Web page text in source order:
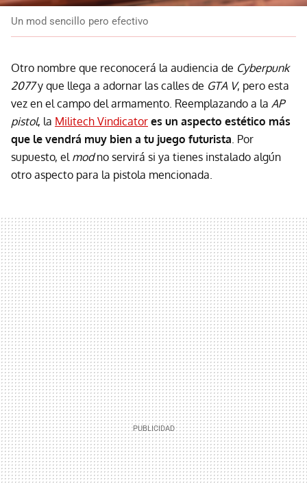
Un mod sencillo pero efectivo
Otro nombre que reconocerá la audiencia de Cyberpunk
2077y que llega a adornar las calles de GTA V, pero esta
vez en el campo del armamento. Reemplazando a la AP
pistol, la Militech Vindicator es un aspecto estético más
que le vendrá muy bien a tu juego futurista. Por
supuesto, el modno servirá si ya tienes instalado algún
otro aspecto para la pistola mencionada.